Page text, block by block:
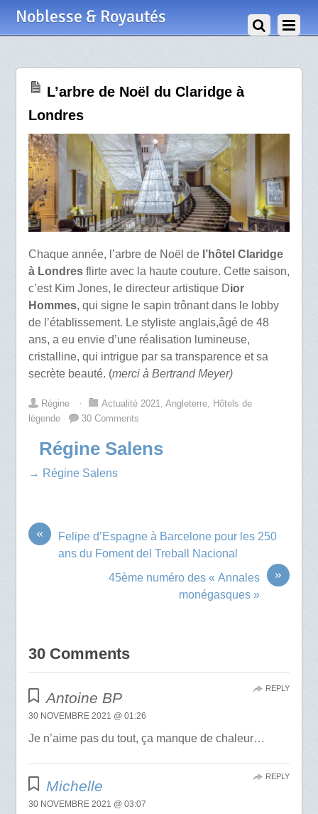
Noblesse & Royautés
L’arbre de Noël du Claridge à
Londres
Chaque année, l’arbre de Noël del’hôtel Claridge
à Londresflirte avec la haute couture. Cette saison,
c’est Kim Jones, le directeur artistique Dior
Hommes, qui signe le sapin trônant dans le lobby
de l’établissement. Le styliste anglais,âgé de 48
ans, a eu envie d’une réalisation lumineuse,
cristalline, qui intrigue par sa transparence et sa
secrète beauté. (merci à Bertrand Meyer)
Régine ⋅ Actualité 2021 Angleterre,
Hôtels de
légende
30 Comments
Régine Salens
→ Régine Salens
«
Felipe d’Espagne à Barcelone pour les 250
ans du Foment del Treball Nacional
»
45ème numéro des « Annales
monégasques »
30 Comments
Antoine BP
30 NOVEMBRE 2021 @ 01:26
Je n’aime pas du tout, ça manque de chaleur…
REPLY
Michelle
30 NOVEMBRE 2021 @ 03:07
REPLY